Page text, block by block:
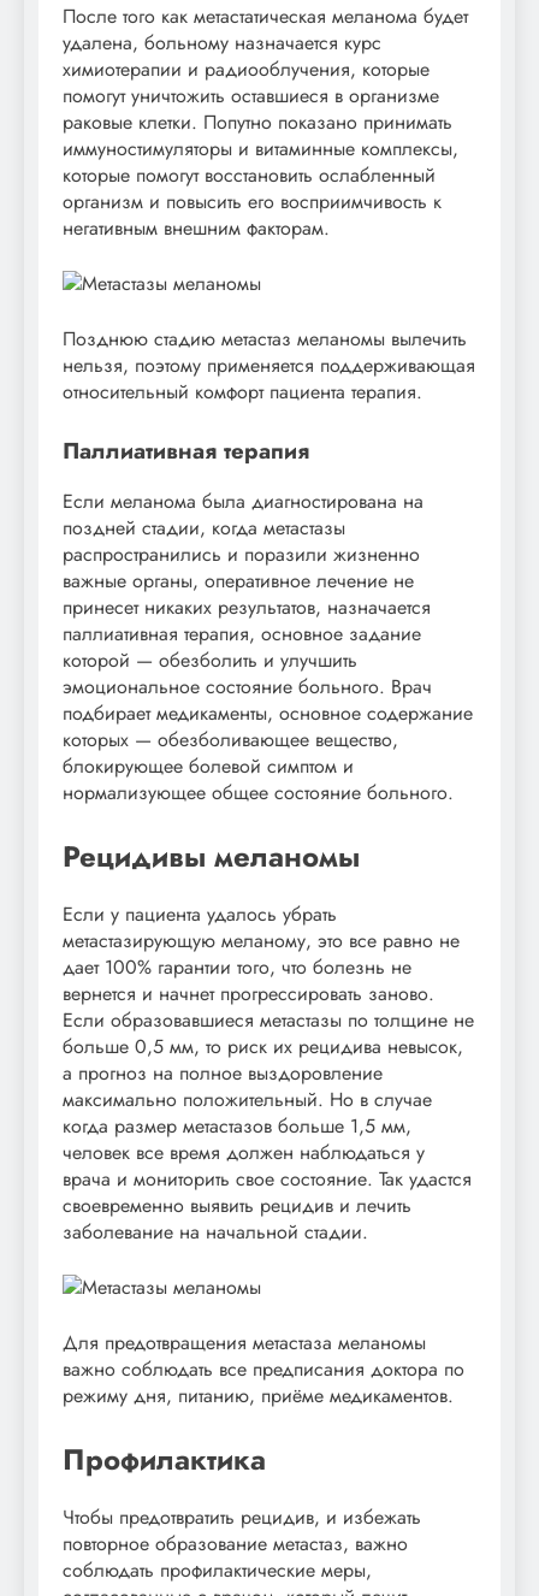
После того как метастатическая меланома будет
удалена, больному назначается курс
химиотерапии и радиооблучения, которые
помогут уничтожить оставшиеся в организме
раковые клетки. Попутно показано принимать
иммуностимуляторы и витаминные комплексы,
которые помогут восстановить ослабленный
организм и повысить его восприимчивость к
негативным внешним факторам.
Позднюю стадию метастаз меланомы вылечить
нельзя, поэтому применяется поддерживающая
относительный комфорт пациента терапия.
Паллиативная терапия
Если меланома была диагностирована на
поздней стадии, когда метастазы
распространились и поразили жизненно
важные органы, оперативное лечение не
принесет никаких результатов, назначается
паллиативная терапия, основное задание
которой — обезболить и улучшить
эмоциональное состояние больного. Врач
подбирает медикаменты, основное содержание
которых — обезболивающее вещество,
блокирующее болевой симптом и
нормализующее общее состояние больного.
Рецидивы меланомы
Если у пациента удалось убрать
метастазирующую меланому, это все равно не
дает 100% гарантии того, что болезнь не
вернется и начнет прогрессировать заново.
Если образовавшиеся метастазы по толщине не
больше 0,5 мм, то риск их рецидива невысок,
а прогноз на полное выздоровление
максимально положительный. Но в случае
когда размер метастазов больше 1,5 мм,
человек все время должен наблюдаться у
врача и мониторить свое состояние. Так удастся
своевременно выявить рецидив и лечить
заболевание на начальной стадии.
Для предотвращения метастаза меланомы
важно соблюдать все предписания доктора по
режиму дня, питанию, приёме медикаментов.
Профилактика
Чтобы предотвратить рецидив, и избежать
повторное образование метастаз, важно
соблюдать профилактические меры,